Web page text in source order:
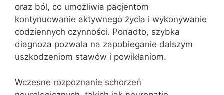
oraz ból, co umożliwia pacjentom
kontynuowanie aktywnego życia i wykonywanie
codziennych czynności. Ponadto, szybka
diagnoza pozwala na zapobieganie dalszym
uszkodzeniom stawów i powikłaniom.
Wczesne rozpoznanie schorzeń